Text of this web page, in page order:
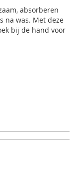
absorberen
na was. Met deze
bij de hand voor